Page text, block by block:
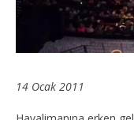
14 Ocak 2011